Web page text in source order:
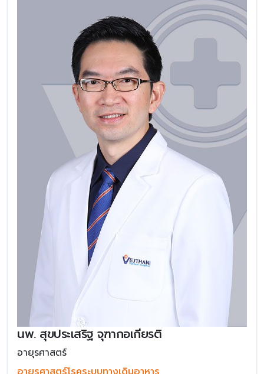
นพ. สุขประเสริฐ จุฑากอเกียรติ
อายุรศาสตร์